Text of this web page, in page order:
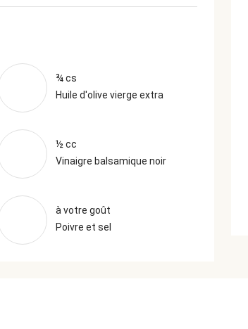
¾ cs
Huile d'olive vierge extra
½ cc
Vinaigre balsamique noir
à votre goût
Poivre et sel